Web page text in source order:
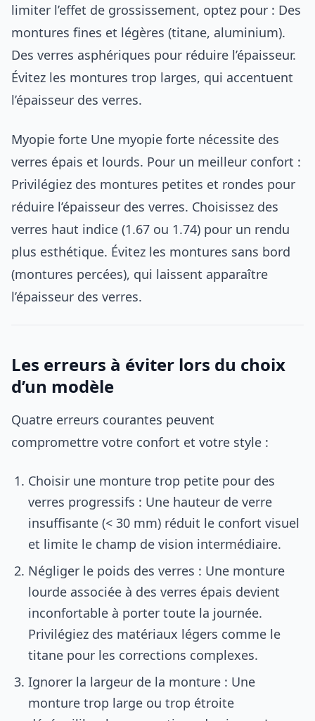
limiter l’effet de grossissement, optez pour : Des
montures fines et légères (titane, aluminium).
Des verres asphériques pour réduire l’épaisseur.
Évitez les montures trop larges, qui accentuent
l’épaisseur des verres.
Myopie forte Une myopie forte nécessite des
verres épais et lourds. Pour un meilleur confort :
Privilégiez des montures petites et rondes pour
réduire l’épaisseur des verres. Choisissez des
verres haut indice (1.67 ou 1.74) pour un rendu
plus esthétique. Évitez les montures sans bord
(montures percées), qui laissent apparaître
l’épaisseur des verres.
Les erreurs à éviter lors du choix
d’un modèle
Quatre erreurs courantes peuvent
compromettre votre confort et votre style :
Choisir une monture trop petite pour des
verres progressifs : Une hauteur de verre
insuffisante (< 30 mm) réduit le confort visuel
et limite le champ de vision intermédiaire.
Négliger le poids des verres : Une monture
lourde associée à des verres épais devient
inconfortable à porter toute la journée.
Privilégiez des matériaux légers comme le
titane pour les corrections complexes.
Ignorer la largeur de la monture : Une
monture trop large ou trop étroite